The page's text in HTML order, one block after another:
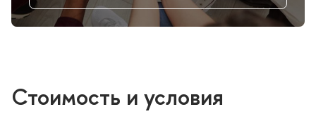
Стоимость и условия